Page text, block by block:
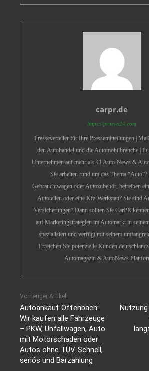
carpr.de
https://prnews24.com
Presseverteiler für Ihre Pressemitteilungen |
den Autohandel und die Automobilbranche |
Unternehmen auf mehr als 41 Auto-News &
Sie arbeiten rund um das Thema “Auto”?
Gebrauchtwagen oder Autozubehör, betreiben
Autoteilen oder eine Kfz-Werkstatt? Sie sind
Versicherungen? Dann sollten Sie CarPR
auf Marketingstrategien im Automarkt in
spezialisiert und verfügt mit seinem
Erreichen Sie potenzielle Kunden
Automagazin & AutoNews
Vorheriger Artikel
Autoankauf Offenbach:
Wir kaufen alle Fahrzeuge
– PKW, Unfallwagen, Auto
mit Motorschaden oder
Autos ohne TÜV. Schnell,
seriös und Barzahlung